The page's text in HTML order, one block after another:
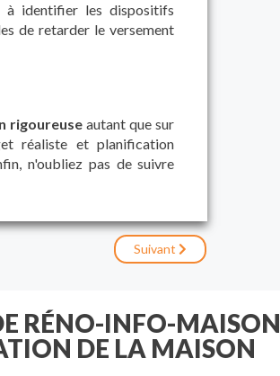
à identifier les dispositifs
de retarder le versement
rigoureuseautant que sur
réaliste et planification
n'oubliez pas de suivre
Suivant
RÉNO-INFO-
DE LA MAISON